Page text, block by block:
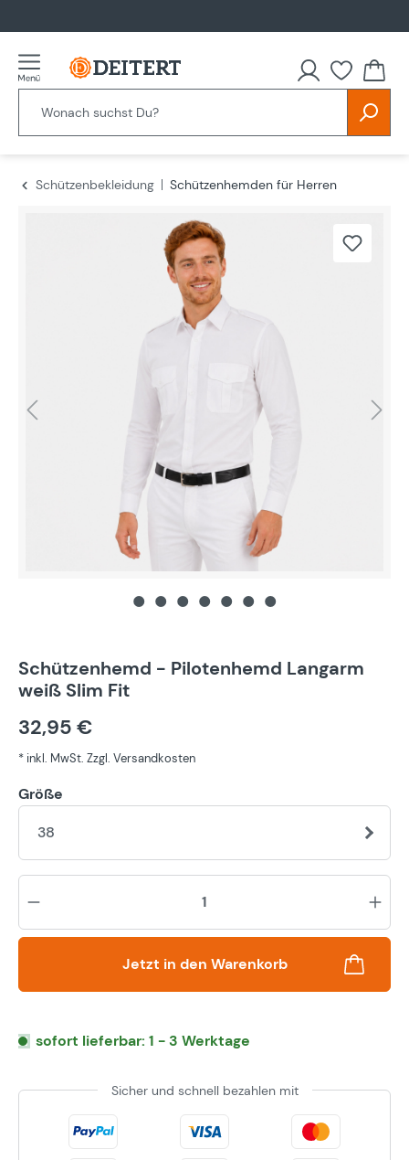
Schützenbekleidung
Schützenhemden für Herren
Schützenhemd - Pilotenhemd Langarm
weiß Slim Fit
32,95 €
* inkl. MwSt. Zzgl. Versandkosten
Größe
38
Jetzt in den Warenkorb
sofort lieferbar: 1 - 3 Werktage
Sicher und schnell bezahlen mit